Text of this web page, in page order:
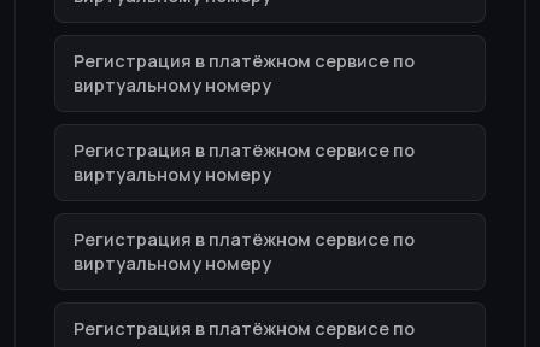
Регистрация в платёжном сервисе по
виртуальному номеру
Регистрация в платёжном сервисе по
виртуальному номеру
Регистрация в платёжном сервисе по
виртуальному номеру
Регистрация в платёжном сервисе по